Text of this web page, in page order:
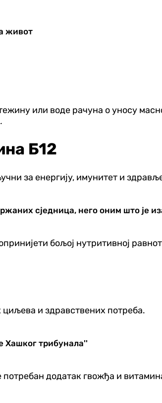
живот
или воде рачуна о уносу
Б12
за енергију, имунитет и
сједница, него оним што је
бољој нутритивној
циљева и здравствених потреба.
Хашког трибунала''
додатак гвожђа и